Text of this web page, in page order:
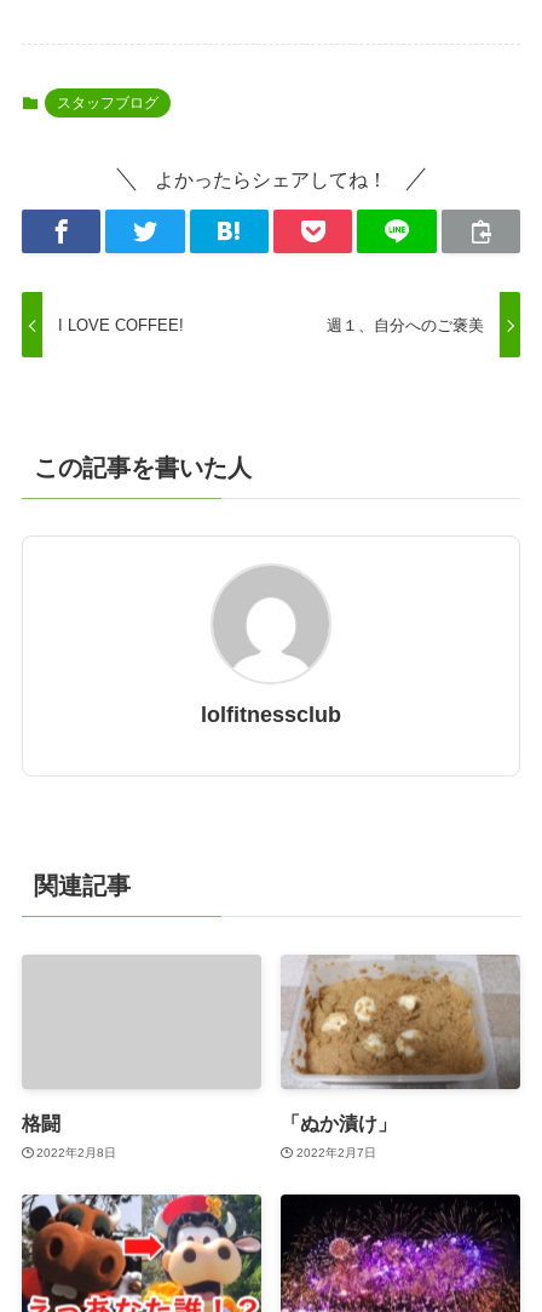
スタッフブログ
よかったらシェアしてね！
I LOVE COFFEE! 週１、自分へのご褒美
この記事を書いた人
lolfitnessclub
関連記事
格闘
2022年2月8日
「ぬか漬け」
2022年2月7日